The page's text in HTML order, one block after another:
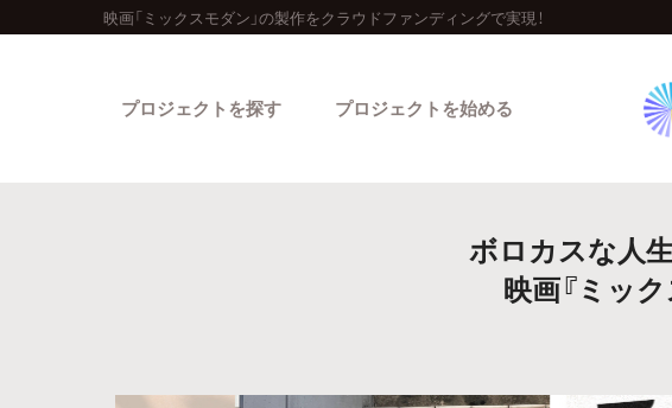
映画「ミックスモダン」の製作をクラウドファンディングで実現！
プロジェクトを探す
人気のプロジェクト
カテゴリーから探す タグから探す
プロジェクトを始める
ボロカスな人
映画『ミッ